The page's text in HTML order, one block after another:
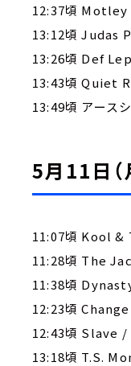
12:37頃
13:12頃 Judas
13:26頃 Def
13:43頃 Quiet
13:49頃 アース
5月11日（
11:07頃 Kool
11:28頃 The
11:38頃
12:23頃
12:43頃 Slave
13:18頃 T.S.